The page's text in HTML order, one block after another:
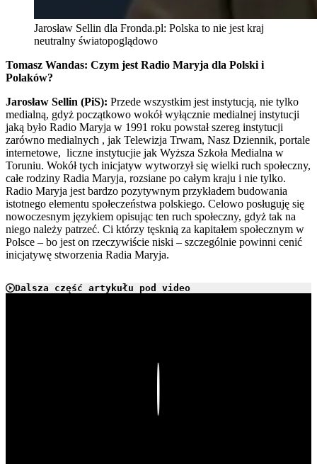
Jarosław Sellin dla Fronda.pl: Polska to nie jest kraj
neutralny światopoglądowo
Tomasz Wandas: Czym jest Radio Maryja dla Polski i
Polaków?
Jarosław Sellin (PiS): Przede wszystkim jest instytucją, nie tylko
medialną, gdyż początkowo wokół wyłącznie medialnej instytucji
jaką było Radio Maryja w 1991 roku powstał szereg instytucji
zarówno medialnych , jak Telewizja Trwam, Nasz Dziennik, portale
internetowe, liczne instytucjie jak Wyższa Szkoła Medialna w
Toruniu. Wokół tych inicjatyw wytworzył się wielki ruch społeczny,
całe rodziny Radia Maryja, rozsiane po całym kraju i nie tylko.
Radio Maryja jest bardzo pozytywnym przykładem budowania
istotnego elementu społeczeństwa polskiego. Celowo posługuję się
nowoczesnym językiem opisując ten ruch społeczny, gdyż tak na
niego należy patrzeć. Ci którzy tęsknią za kapitałem społecznym w
Polsce – bo jest on rzeczywiście niski – szczególnie powinni cenić
inicjatywę stworzenia Radia Maryja.
Dalsza część artykułu pod video